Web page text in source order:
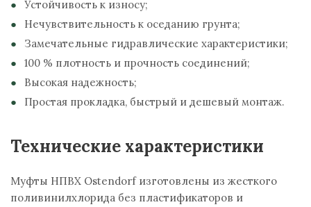
Устойчивость к износу;
Нечувствительность к оседанию грунта;
Замечательные гидравлические характеристики;
100 % плотность и прочность соединений;
Высокая надежность;
Простая прокладка, быстрый и дешевый монтаж.
Технические характеристики
Муфты НПВХ Ostendorf изготовлены из жесткого
поливинилхлорида без пластификаторов и